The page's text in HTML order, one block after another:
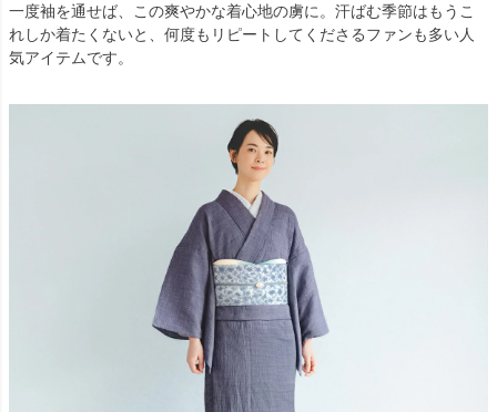
一度袖を通せば、この爽やかな着心地の虜に。汗ばむ季節はもうこ
れしか着たくないと、何度もリピートしてくださるファンも多い人
気アイテムです。